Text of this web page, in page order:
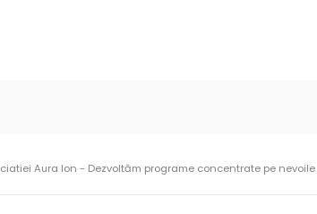
Aura Ion - Dezvoltăm programe concentrate pe